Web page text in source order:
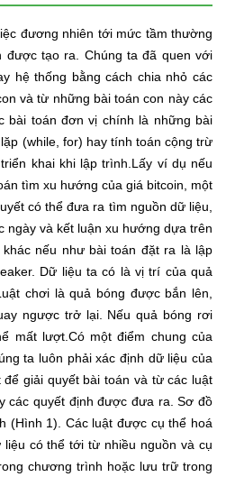
đương nhiên tới mức tầm thường
tạo ra. Chúng ta đã quen với
hệ thống bằng cách chia nhỏ các
và từ những bài toán con này các
bài toán đơn vị chính là những bài
(while, for) hay tính toán cộng trừ
khai khi lập trình.Lấy ví dụ nếu
tìm xu hướng của giá bitcoin, một
có thể đưa ra tìm nguồn dữ liệu,
ngày và kết luận xu hướng dựa trên
nếu như bài toán đặt ra là lập
Dữ liệu ta có là vị trí của quả
chơi là quả bóng được bắn lên,
ngược trở lại. Nếu quả bóng rơi
mất lượt.Có một điểm chung của
ta luôn phải xác định dữ liệu của
giải quyết bài toán và từ các luật
các quyết định được đưa ra. Sơ đồ
(Hình 1). Các luật được cụ thể hoá
có thể tới từ nhiều nguồn và cụ
chương trình hoặc lưu trữ trong